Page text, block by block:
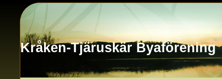
Kråken-Tjäruskär Byaförening